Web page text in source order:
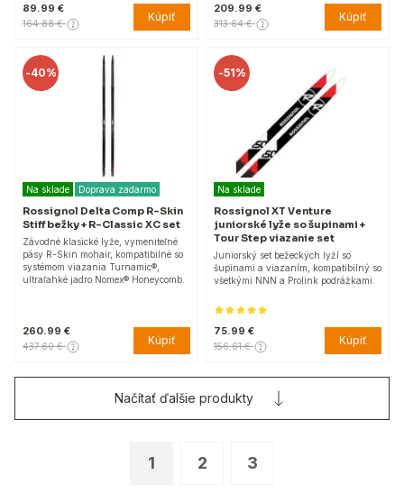
89.99 €
164.88 € Kúpiť
209.99 €
313.64 € Kúpiť
-40%
Na sklade Doprava zadarmo
Rossignol Delta Comp R-Skin
Stiff bežky + R-Classic XC set
Závodné klasické lyže, vymeniteľné
pásy R-Skin mohair, kompatibilné so
systémom viazania Turnamic®,
ultraľahké jadro Nomex® Honeycomb.
260.99 €
437.60 € Kúpiť
-51%
Na sklade
Rossignol XT Venture
juniorské lyže so šupinami +
Tour Step viazanie set
Juniorský set bežeckých lyží so
šupinami a viazaním, kompatibilný so
všetkými NNN a Prolink podrážkami.
75.99 €
156.61 € Kúpiť
1 2 3
Načítať ďalšie produkty